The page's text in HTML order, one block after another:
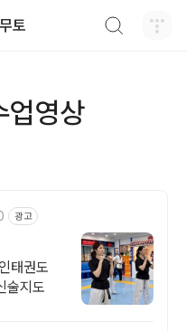
토
영상
광고
태권도
술지도